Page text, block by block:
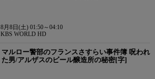
8月8日(土) 01:50～04:10
KBS WORLD HD
マルロー警部のフランスさすらい事件簿 呪われ
た男/アルザスのビール醸造所の秘密[字]